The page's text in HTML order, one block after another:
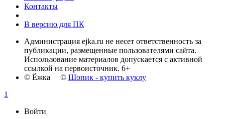
Контакты
В версию для ПК
Администрация ejka.ru не несет ответственность за
публикации, размещенные пользователями сайта.
Использование материалов допускается с активной
ссылкой на первоисточник. 6+
© Ёжка © Шопик - купить куклу
1
Войти